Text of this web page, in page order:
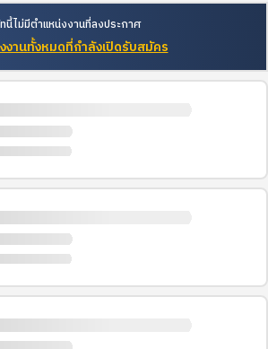
นี้ไม่มีตำแหน่งงานที่ลงประกาศ
งานทั้งหมดที่กำลังเปิดรับสมัคร